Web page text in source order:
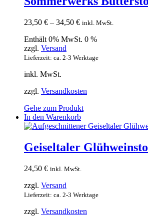
auf.
Optionen
auf
Produktseite
23,50 € – 34,50 € inkl. MwSt.
Enthält 0% MwSt. 0 %
zzgl. Versand
Lieferzeit: ca. 2-3 Werktage
inkl. MwSt.
zzgl. Versandkosten
Gehe zum Produkt
In den Warenkorb
Geiseltaler
24,50 € inkl. MwSt.
zzgl. Versand
Lieferzeit: ca. 2-3 Werktage
zzgl. Versandkosten